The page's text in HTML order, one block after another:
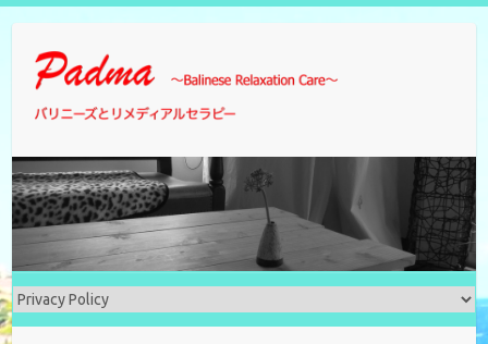
content